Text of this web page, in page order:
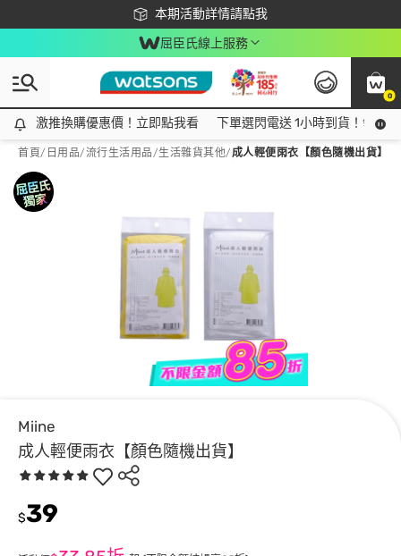
本期活動詳情請點我
下載app最高回饋$350
屈臣氏線上服務
0
激推換購優惠價！立即點我看
激推換購優惠價！立即點我看 下單選閃電送 1小時到貨！領神
首頁/ 日用品/流行生活用品/生活雜貨其他/成人輕便雨衣【顏色隨機出貨】
Miine
成人輕便雨衣【顏色隨機出貨】
$39